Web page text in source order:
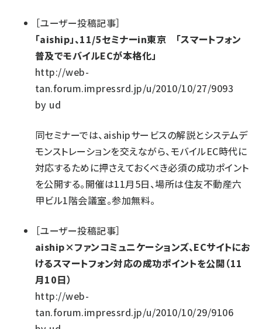
［ユーザー投稿記事］
「aiship」、11/5セミナーin東京 「スマートフォン
普及でモバイルECが本格化」
http://web-
tan.forum.impressrd.jp/u/2010/10/27/9093
by ud
同セミナーでは、aishipサービスの解説とシステムデ
モンストレーションを交えながら、モバイルEC時代に
対応するために押さえておくべき必須の成功ポイント
を公開する。開催は11月5日、場所は住友不動産六
甲ビル1階会議室。参加無料。
［ユーザー投稿記事］
aiship×ファンコミュニケーションズ、ECサイトにお
けるスマートフォン対応の成功ポイントを公開（11
月10日）
http://web-
tan.forum.impressrd.jp/u/2010/10/29/9106